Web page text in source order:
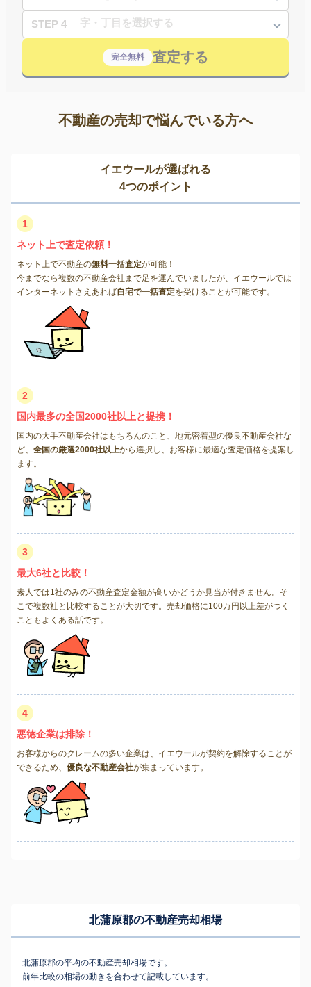
STEP 4
完全無料 査定する
不動産の売却で悩んでいる方へ
イエウールが選ばれる
4つのポイント
1
ネット上で査定依頼！
ネット上で不動産の無料一括査定が可能！
今までなら複数の不動産会社まで足を運んでいましたが、イエウールでは
インターネットさえあれば自宅で一括査定を受けることが可能です。
2
国内最多の全国2000社以上と提携！
国内の大手不動産会社はもちろんのこと、地元密着型の優良不動産会社な
ど、 全国の厳選2000社以上から選択し、お客様に最適な査定価格を提案し
ます。
3
最大6社と比較！
素人では1社のみの不動産査定金額が高いかどうか見当が付きません。そ
こで複数社と比較することが大切です。売却価格に100万円以上差がつく
こともよくある話です。
4
悪徳企業は排除！
お客様からのクレームの多い企業は、イエウールが契約を解除することが
できるため、 優良な不動産会社が集まっています。
北蒲原郡の不動産売却相場
北蒲原郡の平均の不動産売却相場です。
前年比較の相場の動きを合わせて記載しています。